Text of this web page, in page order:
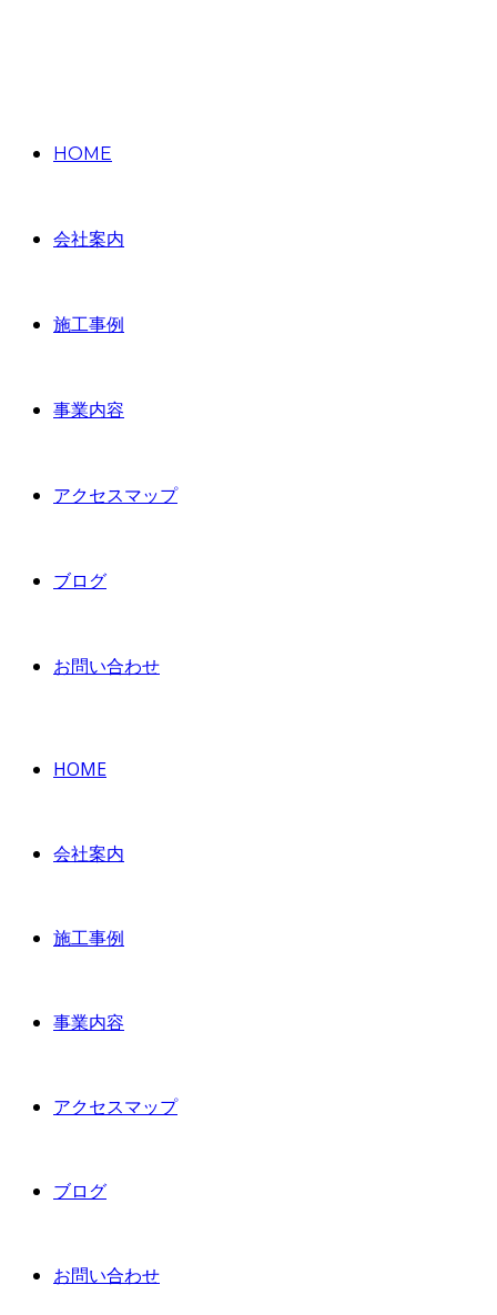
HOME
会社案内
施工事例
事業内容
アクセスマップ
ブログ
お問い合わせ
HOME
会社案内
施工事例
事業内容
アクセスマップ
ブログ
お問い合わせ